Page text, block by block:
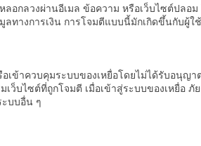
อกลวงผ่านอีเมล ข้อความ หรือเว็บไซต์ปลอ
ทางการเงิน การโจมตีแบบนี้มักเกิดขึ้นกับผู้
เข้าควบคุมระบบของเหยื่อโดยไม่ได้รับอนุญ
เว็บไซต์ที่ถูกโจมตี เมื่อเข้าสู่ระบบของเหยื่อ
บบอื่น ๆ